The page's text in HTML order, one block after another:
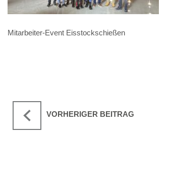
Mitarbeiter-Event Eisstockschießen
VORHERIGER BEITRAG